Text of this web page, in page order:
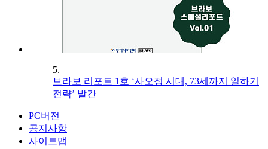
5.
브라보 리포트 1호 ‘사오정 시대, 73세까지 일하기
전략’ 발간
PC버전
공지사항
사이트맵